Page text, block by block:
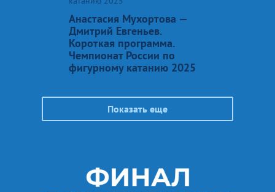
Анастасия Мухортова —
Дмитрий Евгеньев.
Короткая программа.
Чемпионат России по
фигурному катанию 2025
Показать еще